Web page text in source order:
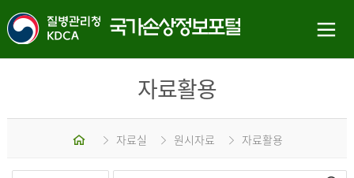
자료활용
홈 자료실 원시자료 자료활용